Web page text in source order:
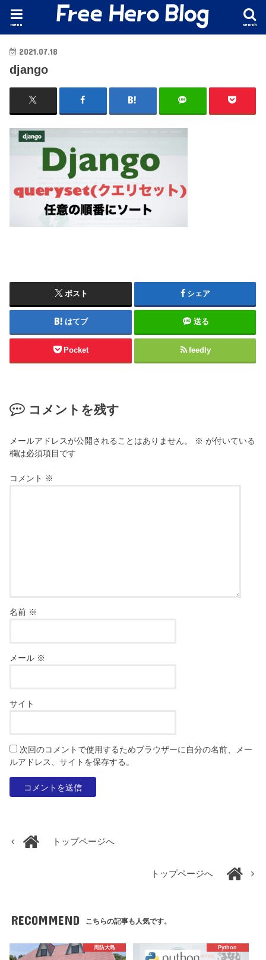
search
menu
2021.07.18
django
ポスト シェア
はてブ 送る
Pocket feedly
コメントを残す
メールアドレスが公開されることはありません。 ※ が付いている
欄は必須項目です
コメント ※
名前 ※
メール ※
サイト
次回のコメントで使用するためブラウザーに自分の名前、メー
ルアドレス、サイトを保存する。
トップページへ
トップページへ
RECOMMEND こちらの記事も人気です。
周防大島 Python